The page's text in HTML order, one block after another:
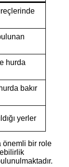
hurda
bakır
yerler
önemli bir role